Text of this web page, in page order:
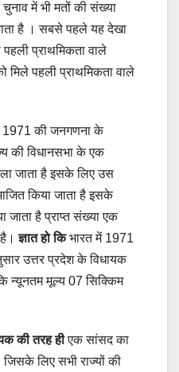
में भी मतों की संख्या
है । सबसे पहले यह देखा
पहली प्राथमिकता वाले
मिले पहली प्राथमिकता वाले
की जनगणना के
की विधानसभा के एक
जाता है इसके लिए उस
किया जाता है इसके
जाता है प्राप्त संख्या एक
है।ज्ञात हो किभारत में 1971
उत्तर प्रदेश के विधायक
न्यूनतम मूल्य 07 सिक्किम
की तरह हीएक सांसद का
लिए सभी राज्यों की